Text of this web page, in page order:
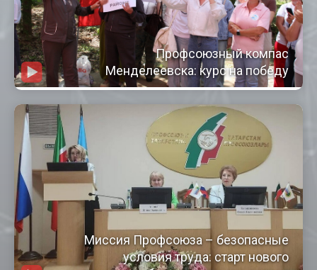
Профсоюзный компас
Менделеевска: курс на победу
Миссия Профсоюза – безопасные
условия труда: старт нового